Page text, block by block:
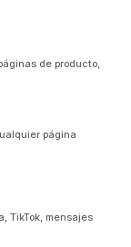
de producto,
página
TikTok, mensajes